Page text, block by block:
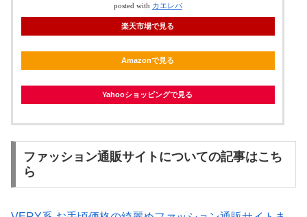
posted with カエレバ
楽天市場で見る
Amazonで見る
Yahooショッピングで見る
ファッション通販サイトについての記事はこち
ら